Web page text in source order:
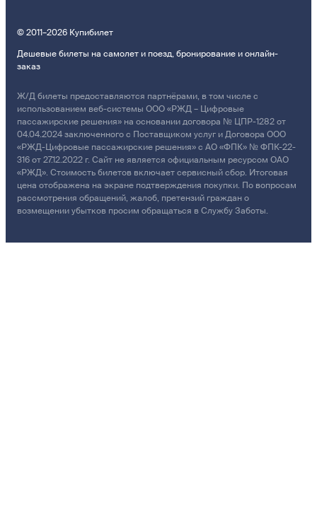
© 2011–2026 Купибилет
Дешевые билеты на самолет и поезд, бронирование и онлайн-
заказ
Ж/Д билеты предоставляются партнёрами, в том числе с
использованием веб-системы ООО «РЖД – Цифровые
пассажирские решения» на основании договора № ЦПР-1282 от
04.04.2024 заключенного с Поставщиком услуг и Договора ООО
«РЖД-Цифровые пассажирские решения» с АО «ФПК» № ФПК-22-
316 от 27.12.2022 г. Сайт не является официальным ресурсом ОАО
«РЖД». Стоимость билетов включает сервисный сбор. Итоговая
цена отображена на экране подтверждения покупки. По вопросам
рассмотрения обращений, жалоб, претензий граждан о
возмещении убытков просим обращаться в Службу Заботы.